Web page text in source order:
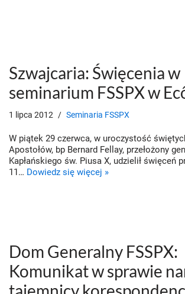
Szwajcaria: Święcenia w
seminarium FSSPX w
1 lipca 2012 Seminaria FSSPX
W piątek 29 czerwca, w uroczystość
Apostołów, bp Bernard Fellay, przełożony
Kapłańskiego św. Piusa X, udzielił święceń
11… Dowiedz się więcej »
Dom Generalny FSSPX:
Komunikat w sprawie